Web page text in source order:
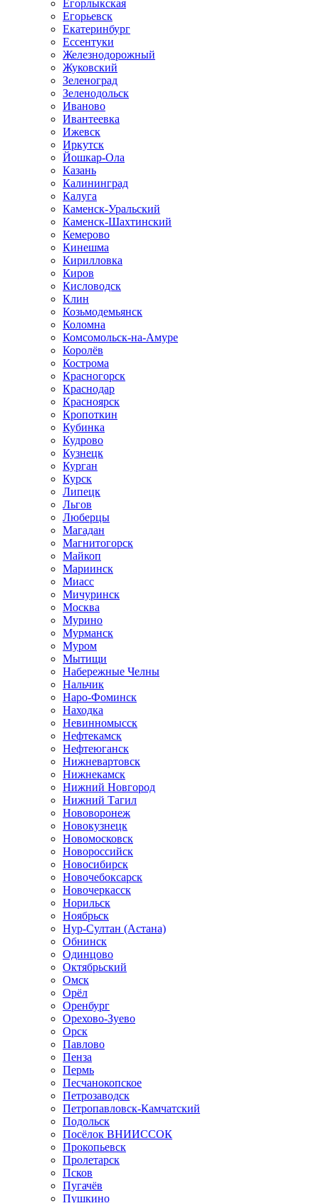
Егорлыкская
Егорьевск
Екатеринбург
Ессентуки
Железнодорожный
Жуковский
Зеленоград
Зеленодольск
Иваново
Ивантеевка
Ижевск
Иркутск
Йошкар-Ола
Казань
Калининград
Калуга
Каменск-Уральский
Каменск-Шахтинский
Кемерово
Кинешма
Кирилловка
Киров
Кисловодск
Клин
Козьмодемьянск
Коломна
Комсомольск-на-Амуре
Королёв
Кострома
Красногорск
Краснодар
Красноярск
Кропоткин
Кубинка
Кудрово
Кузнецк
Курган
Курск
Липецк
Льгов
Люберцы
Магадан
Магнитогорск
Майкоп
Мариинск
Миасс
Мичуринск
Москва
Мурино
Мурманск
Муром
Мытищи
Набережные Челны
Нальчик
Наро-Фоминск
Находка
Невинномысск
Нефтекамск
Нефтеюганск
Нижневартовск
Нижнекамск
Нижний Новгород
Нижний Тагил
Нововоронеж
Новокузнецк
Новомосковск
Новороссийск
Новосибирск
Новочебоксарск
Новочеркасск
Норильск
Ноябрьск
Нур-Султан (Астана)
Обнинск
Одинцово
Октябрьский
Омск
Орёл
Оренбург
Орехово-Зуево
Орск
Павлово
Пенза
Пермь
Песчанокопское
Петрозаводск
Петропавловск-Камчатский
Подольск
Посёлок ВНИИССОК
Прокопьевск
Пролетарск
Псков
Пугачёв
Пушкино